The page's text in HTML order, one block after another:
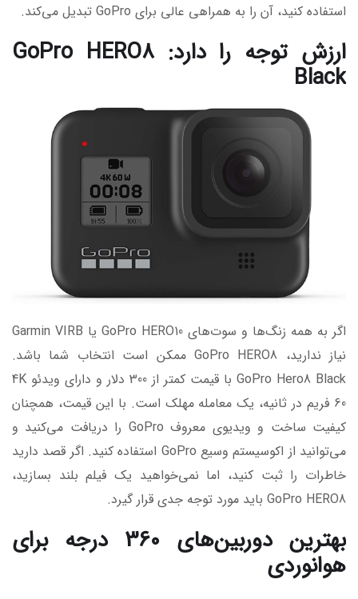
استفاده کنید، آن را به همراهی عالی برای GoPro تبدیل می‌کند.
ارزش توجه را دارد: GoPro HERO8
Black
اگر به همه زنگ‌ها و سوت‌های GoPro HERO10 یا Garmin VIRB
نیاز ندارید، GoPro HERO8 ممکن است انتخاب شما باشد.
GoPro Hero8 Black با قیمت کمتر از 300 دلار و دارای ویدئو 4K
60 فریم در ثانیه، یک معامله مهلک است. با این قیمت، همچنان
کیفیت ساخت و ویدیوی معروف GoPro را دریافت می‌کنید و
می‌توانید از اکوسیستم وسیع GoPro استفاده کنید. اگر قصد دارید
خاطرات را ثبت کنید، اما نمی‌خواهید یک فیلم بلند بسازید،
GoPro HERO8 باید مورد توجه جدی قرار گیرد.
بهترین دوربین‌های 360 درجه برای
هوانوردی